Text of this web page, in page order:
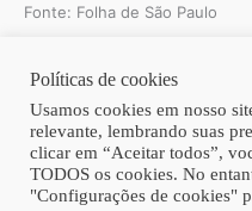
Fonte: Folha de São Paulo
Copyright © 2026 |
Políticas de cookies
Usamos cookies em nosso
relevante, lembrando suas
clicar em “Aceitar todos”,
TODOS os cookies. No
"Configurações de cookies"